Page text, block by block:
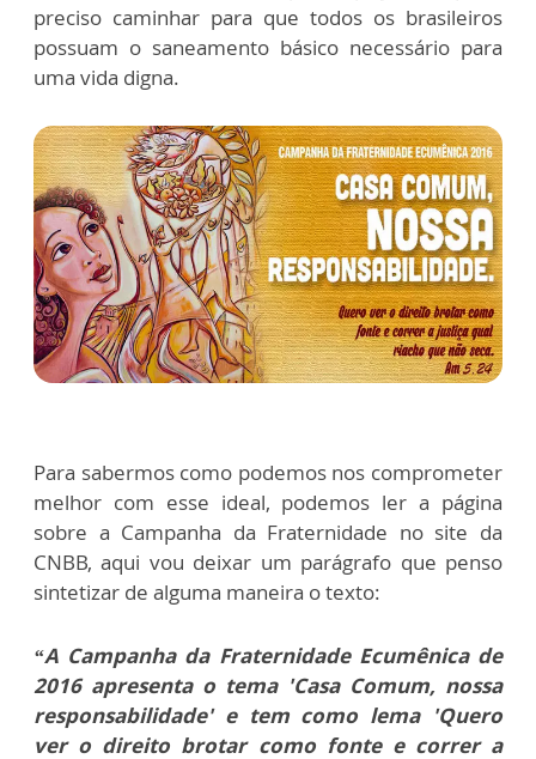
preciso caminhar para que todos os brasileiros
possuam o saneamento básico necessário para
uma vida digna.
Para sabermos como podemos nos comprometer
melhor com esse ideal, podemos ler a página
sobre a Campanha da Fraternidade no site da
CNBB, aqui vou deixar um parágrafo que penso
sintetizar de alguma maneira o texto:
“A Campanha da Fraternidade Ecumênica de
2016 apresenta o tema 'Casa Comum, nossa
responsabilidade' e tem como lema 'Quero
ver o direito brotar como fonte e correr a